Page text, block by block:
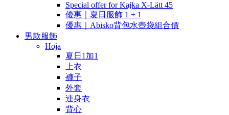
Special offer for Kajka X-Lätt 45
優惠｜夏日服飾 1 + 1
優惠｜Abisko背包水壺袋組合價
男款服飾
Hoja
夏日1加1
上衣
褲子
外套
連身衣
背心